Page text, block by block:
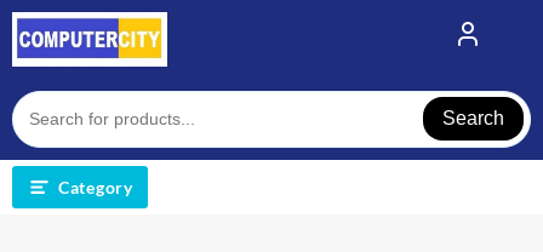
Skip
content
Search
Category